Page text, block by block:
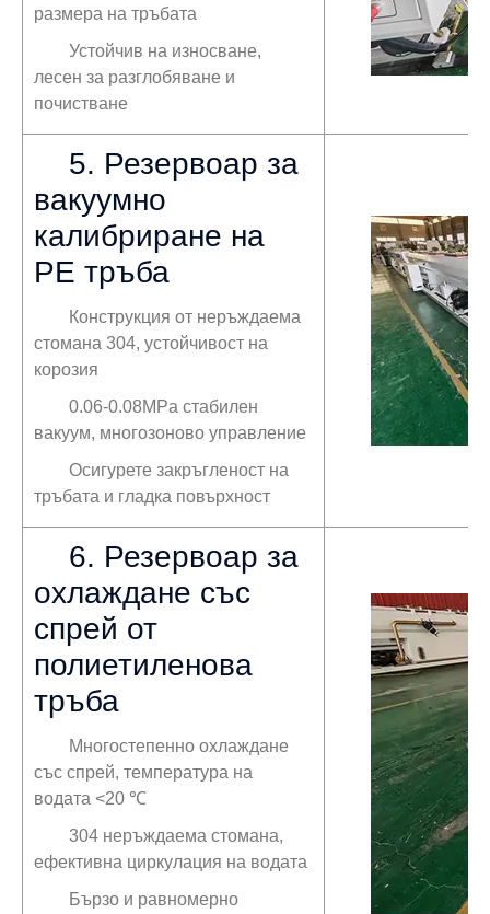
размера на тръбата
Устойчив на износване,
лесен за разглобяване и
почистване
5. Резервоар за
вакуумно
калибриране на
PE тръба
Конструкция от неръждаема
стомана 304, устойчивост на
корозия
0.06-0.08MPa стабилен
вакуум, многозоново управление
Осигурете закръгленост на
тръбата и гладка повърхност
6. Резервоар за
охлаждане със
спрей от
полиетиленова
тръба
Многостепенно охлаждане
със спрей, температура на
водата <20 ℃
304 неръждаема стомана,
ефективна циркулация на водата
Бързо и равномерно